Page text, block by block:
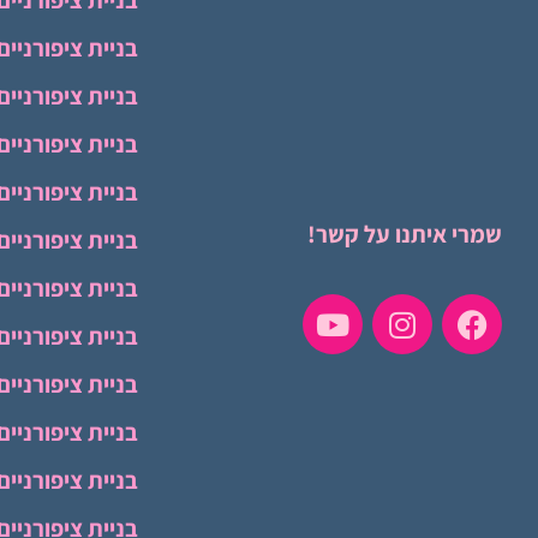
שמרי איתנו על קשר!
בניית
בניית
בניית
בניית
בניית
בניית
בניית
בניית
בניית
בניית
בניית